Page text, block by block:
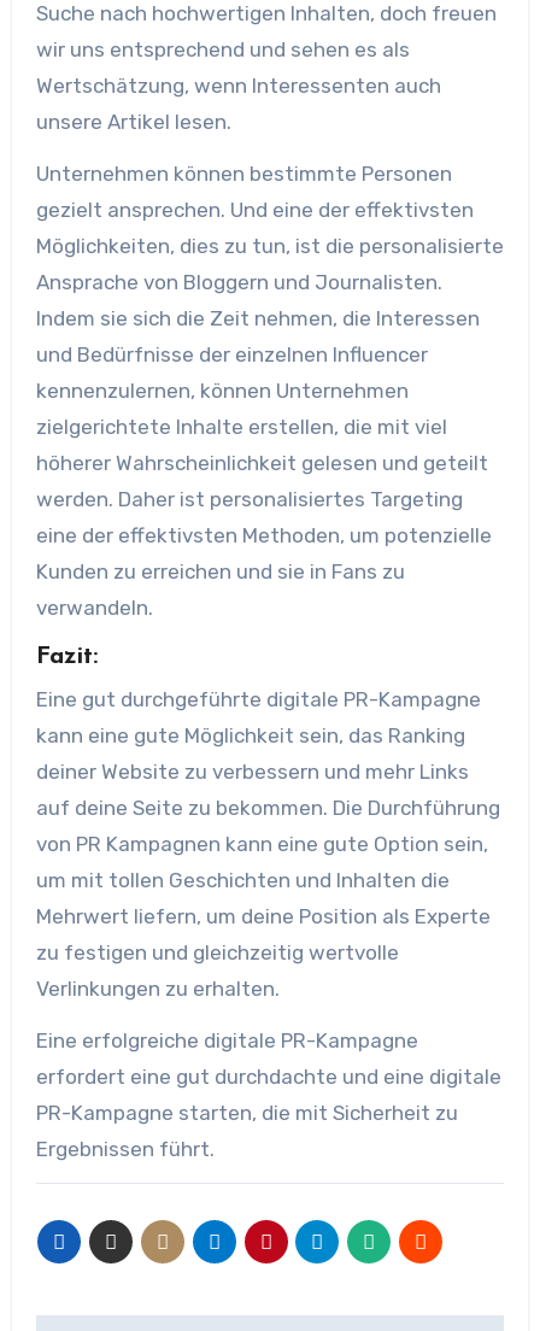
Suche nach hochwertigen Inhalten, doch freuen
wir uns entsprechend und sehen es als
Wertschätzung, wenn Interessenten auch
unsere Artikel lesen.
Unternehmen können bestimmte Personen
gezielt ansprechen. Und eine der effektivsten
Möglichkeiten, dies zu tun, ist die personalisierte
Ansprache von Bloggern und Journalisten.
Indem sie sich die Zeit nehmen, die Interessen
und Bedürfnisse der einzelnen Influencer
kennenzulernen, können Unternehmen
zielgerichtete Inhalte erstellen, die mit viel
höherer Wahrscheinlichkeit gelesen und geteilt
werden. Daher ist personalisiertes Targeting
eine der effektivsten Methoden, um potenzielle
Kunden zu erreichen und sie in Fans zu
verwandeln.
Fazit:
Eine gut durchgeführte digitale PR-Kampagne
kann eine gute Möglichkeit sein, das Ranking
deiner Website zu verbessern und mehr Links
auf deine Seite zu bekommen. Die Durchführung
von PR Kampagnen kann eine gute Option sein,
um mit tollen Geschichten und Inhalten die
Mehrwert liefern, um deine Position als Experte
zu festigen und gleichzeitig wertvolle
Verlinkungen zu erhalten.
Eine erfolgreiche digitale PR-Kampagne
erfordert eine gut durchdachte und eine digitale
PR-Kampagne starten, die mit Sicherheit zu
Ergebnissen führt.